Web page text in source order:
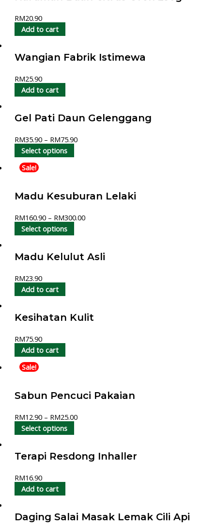
RM20.90
Add to cart
Wangian Fabrik Istimewa
RM25.90
Add to cart
Gel Pati Daun Gelenggang
RM35.90 – RM75.90
Select options
Sale!
Madu Kesuburan Lelaki
RM160.90 – RM300.00
Select options
Madu Kelulut Asli
RM23.90
Add to cart
Kesihatan Kulit
RM75.90
Add to cart
Sale!
Sabun Pencuci Pakaian
RM12.90 – RM25.00
Select options
Terapi Resdong Inhaller
RM16.90
Add to cart
Daging Salai Masak Lemak Cili Api